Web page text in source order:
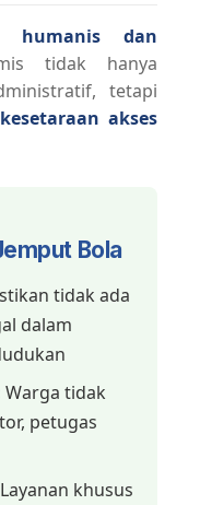
humanis dan
tidak hanya
tetapi
akses
Bola
tidak ada
dalam
Warga tidak
petugas
Layanan khusus